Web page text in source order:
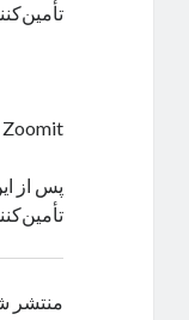
Zoomit
منتشر